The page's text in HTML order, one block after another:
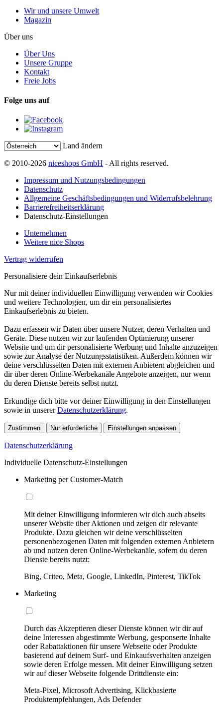
Wir und unsere Umwelt
Magazin
Über uns
Über Uns
Unsere Gruppe
Kontakt
Freie Jobs
Folge uns auf
Land ändern
© 2010-2026 niceshops GmbH - All rights reserved.
Impressum und Nutzungsbedingungen
Datenschutz
Allgemeine Geschäftsbedingungen und Widerrufsbelehrung
Barrierefreiheitserklärung
Datenschutz-Einstellungen
Unternehmen
Weitere nice Shops
Vertrag widerrufen
Personalisiere dein Einkaufserlebnis
Nur mit deiner individuellen Einwilligung verwenden wir Cookies
und weitere Technologien, um dir ein personalisiertes
Einkaufserlebnis zu bieten.
Dazu erfassen wir Daten über unsere Nutzer, deren Verhalten und
Geräte. Diese nutzen wir zur laufenden Optimierung unserer
Website und um dir personalisierte Werbung und Inhalte anzuzeigen
sowie zur Analyse der Nutzungsstatistiken. Außerdem können wir
deine verschlüsselten Daten mit externen Anbietern abgleichen und
dir über deren Online-Werbekanäle Angebote anzeigen, nur wenn
du deren Dienste bereits selbst nutzt.
Erkundige dich bitte vor deiner Einwilligung in den Einstellungen
sowie in unsererDatenschutzerklärung.
Zustimmen Nur erforderliche Einstellungen anpassen
Datenschutzerklärung
Individuelle Datenschutz-Einstellungen
Marketing per Customer-Match
Mit deiner Einwilligung informieren wir dich auch abseits
unserer Website über Aktionen und zeigen dir relevante
Produkte. Dazu gleichen wir deine verschlüsselten
personenbezogenen Daten mit folgenden externen Anbietern
ab und nutzen deren Online-Werbekanäle, sofern du deren
Dienste bereits nutzt:
Bing, Criteo, Meta, Google, LinkedIn, Pinterest, TikTok
Marketing
Durch das Akzeptieren dieser Dienste können wir dir auf
deine Interessen abgestimmte Werbung, gesponserte Inhalte
oder Rabattaktionen für unsere Webseite oder Produkte
basierend auf deinem Surf- und Einkaufsverhalten anzeigen
sowie deren Erfolge messen. Mit deiner Einwilligung setzen
wir auf dieser Webseite folgende Drittdienste ein:
Meta-Pixel, Microsoft Advertising, Klickbasierte
Produktempfehlungen, Ads Defender